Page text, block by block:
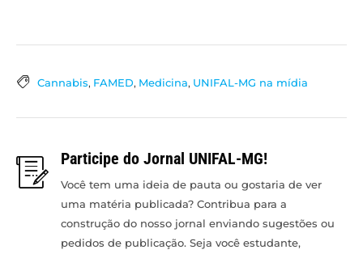
Cannabis, FAMED, Medicina, UNIFAL-MG na mídia
Participe do Jornal UNIFAL-MG!
Você tem uma ideia de pauta ou gostaria de ver
uma matéria publicada? Contribua para a
construção do nosso jornal enviando sugestões ou
pedidos de publicação. Seja você estudante,